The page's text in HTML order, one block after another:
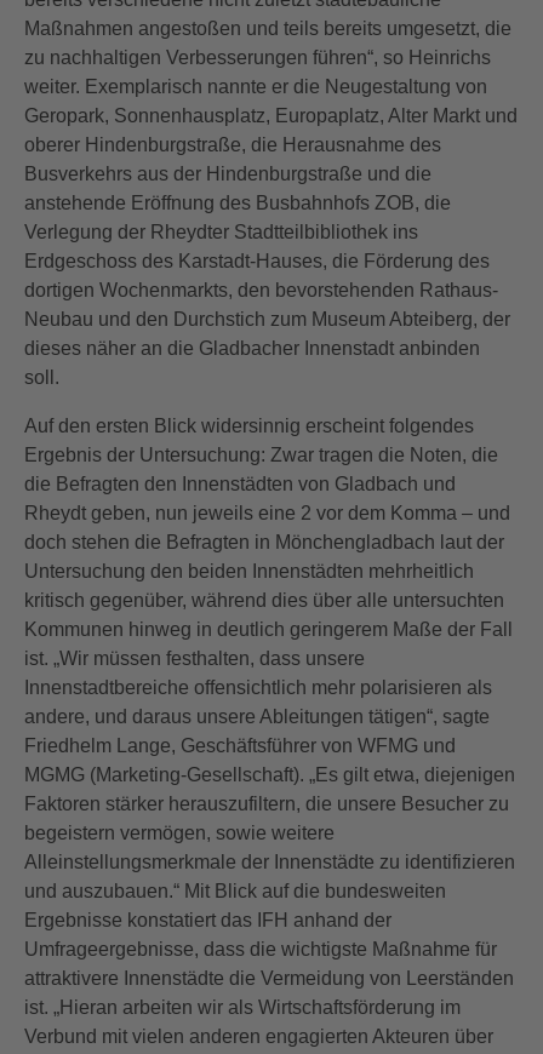
Maßnahmen angestoßen und teils bereits umgesetzt, die
zu nachhaltigen Verbesserungen führen“, so Heinrichs
weiter. Exemplarisch nannte er die Neugestaltung von
Geropark, Sonnenhausplatz, Europaplatz, Alter Markt und
oberer Hindenburgstraße, die Herausnahme des
Busverkehrs aus der Hindenburgstraße und die
anstehende Eröffnung des Busbahnhofs ZOB, die
Verlegung der Rheydter Stadtteilbibliothek ins
Erdgeschoss des Karstadt-Hauses, die Förderung des
dortigen Wochenmarkts, den bevorstehenden Rathaus-
Neubau und den Durchstich zum Museum Abteiberg, der
dieses näher an die Gladbacher Innenstadt anbinden
soll.
Auf den ersten Blick widersinnig erscheint folgendes
Ergebnis der Untersuchung: Zwar tragen die Noten, die
die Befragten den Innenstädten von Gladbach und
Rheydt geben, nun jeweils eine 2 vor dem Komma – und
doch stehen die Befragten in Mönchengladbach laut der
Untersuchung den beiden Innenstädten mehrheitlich
kritisch gegenüber, während dies über alle untersuchten
Kommunen hinweg in deutlich geringerem Maße der Fall
ist. „Wir müssen festhalten, dass unsere
Innenstadtbereiche offensichtlich mehr polarisieren als
andere, und daraus unsere Ableitungen tätigen“, sagte
Friedhelm Lange, Geschäftsführer von WFMG und
MGMG (Marketing-Gesellschaft). „Es gilt etwa, diejenigen
Faktoren stärker herauszufiltern, die unsere Besucher zu
begeistern vermögen, sowie weitere
Alleinstellungsmerkmale der Innenstädte zu identifizieren
und auszubauen.“ Mit Blick auf die bundesweiten
Ergebnisse konstatiert das IFH anhand der
Umfrageergebnisse, dass die wichtigste Maßnahme für
attraktivere Innenstädte die Vermeidung von Leerständen
ist. „Hieran arbeiten wir als Wirtschaftsförderung im
Verbund mit vielen anderen engagierten Akteuren über